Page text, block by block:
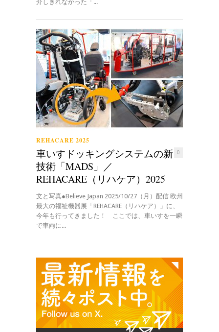
介しきれなかった「...
REHACARE 2025
0
車いすドッキングシステムの新
技術「MADS」／
REHACARE（リハケア）2025
文と写真●Believe Japan 2025/10/27（月）配信 欧州
最大の福祉機器展「REHACARE（リハケア）」に、
今年も行ってきました！ ここでは、車いすを一瞬
で車両に...